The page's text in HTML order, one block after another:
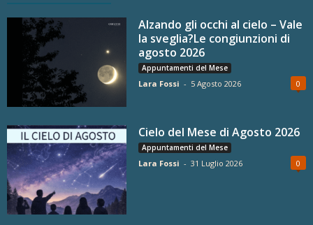
Alzando gli occhi al cielo – Vale
la sveglia?Le congiunzioni di
agosto 2026
Appuntamenti del Mese
Lara Fossi - 5 Agosto 2026 0
Cielo del Mese di Agosto 2026
Appuntamenti del Mese
Lara Fossi - 31 Luglio 2026 0